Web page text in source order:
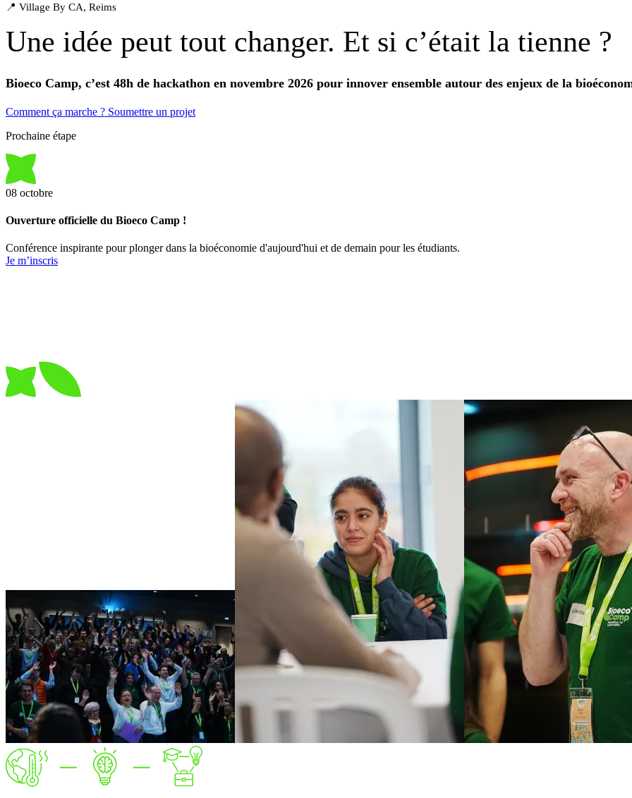
📍 Village By CA, Reims
Une idée peut tout changer. Et si c’était la tienne ?
Bioeco Camp, c’est 48h de hackathon en novembre 2026 pour innover ensemble autour des enjeux de la
Comment ça marche ? Soumettre un projet
Prochaine étape
08 octobre
Ouverture officielle du Bioeco Camp !
Conférence inspirante pour plonger dans la bioéconomie d'aujourd'hui et de demain pour les étudiants.
Je m’inscris